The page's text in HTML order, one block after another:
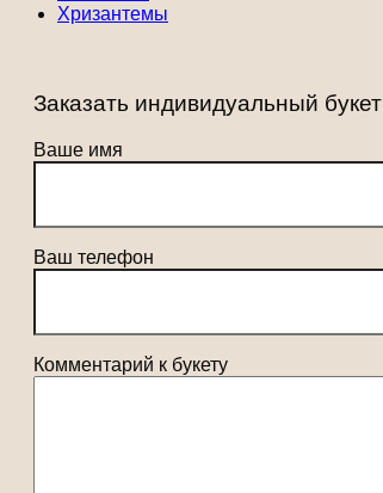
Хризантемы
Заказать индивидуальный букет
Ваше имя
Ваш телефон
Комментарий к букету